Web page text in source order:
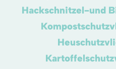
Hackschnitzel-und